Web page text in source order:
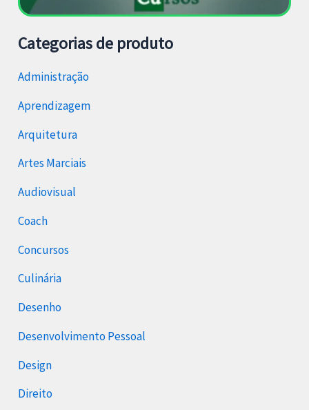
Categorias de produto
Administração
Aprendizagem
Arquitetura
Artes Marciais
Audiovisual
Coach
Concursos
Culinária
Desenho
Desenvolvimento Pessoal
Design
Direito